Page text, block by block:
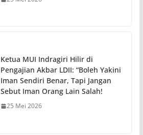
Ketua MUI Indragiri Hilir di
Pengajian Akbar LDII: “Boleh Yakini
Iman Sendiri Benar, Tapi Jangan
Sebut Iman Orang Lain Salah!
25 Mei 2026